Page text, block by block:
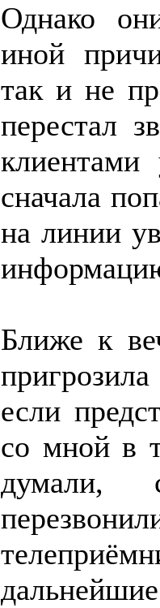
Однако
иной
так и не
перестал
клиентами
сначала
на линии
Ближе к
если
со мной в
думали,